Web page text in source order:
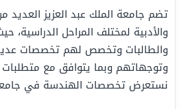
تضم جامعة الملك عبد العزيز العديد
والأدبية لمختلف المراحل الدراسية،
والطالبات وتخصص لهم تخصصات
وتوجهاتهم وبما يتوافق مع متطلبات
نستعرض تخصصات الهندسة في جامعة